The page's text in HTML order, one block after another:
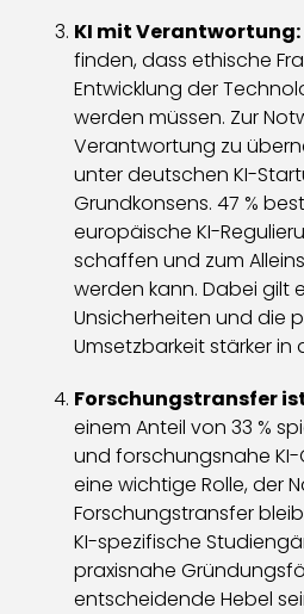
KI mit Verantwortung:
finden, dass ethische
Entwicklung der
werden müssen. Zur
Verantwortung zu
unter deutschen KI-
Grundkonsens. 47 %
europäische KI-
schaffen und zum
werden kann. Dabei gilt
Unsicherheiten und die
Umsetzbarkeit stärker in
Forschungstransfer
einem Anteil von 33 %
und forschungsnahe
eine wichtige Rolle, der
Forschungstransfer
KI-spezifische
praxisnahe
entscheidende Hebel